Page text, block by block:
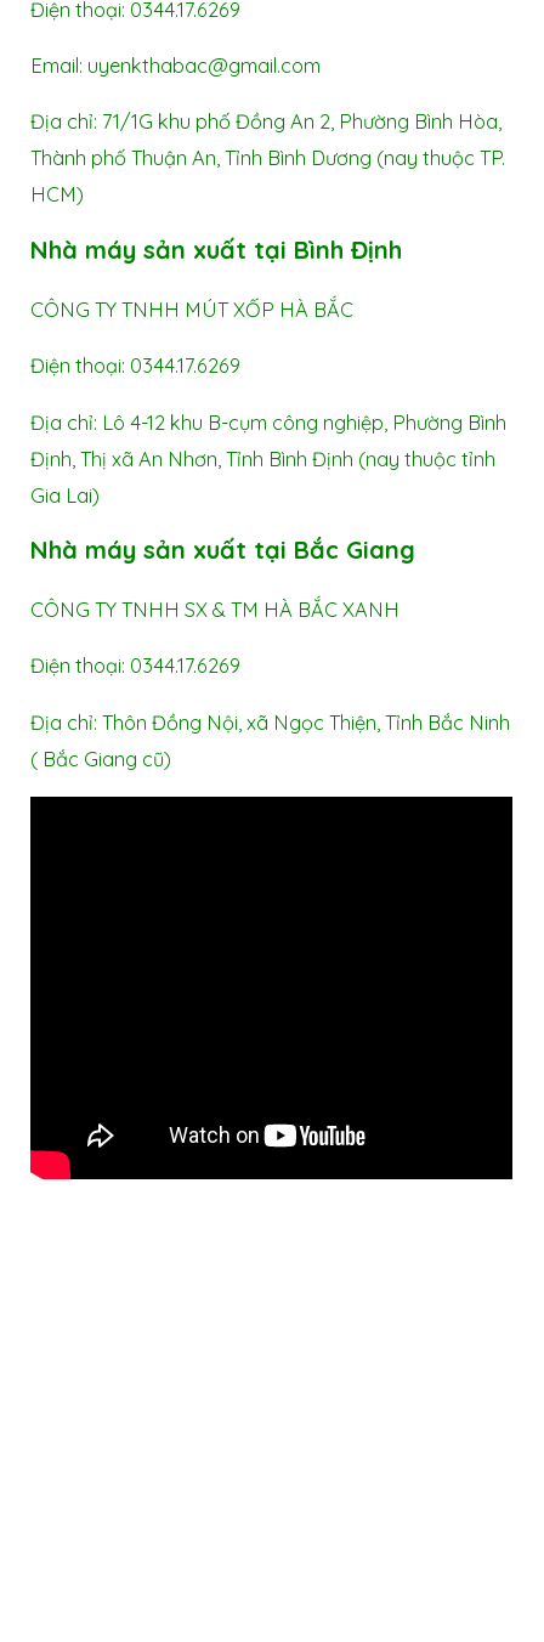
Điện thoại: 0344.17.6269
Email: uyenkthabac@gmail.com
Địa chỉ: 71/1G khu phố Đồng An 2, Phường Bình Hòa,
Thành phố Thuận An, Tỉnh Bình Dương (nay thuộc TP.
HCM)
Nhà máy sản xuất tại Bình Định
CÔNG TY TNHH MÚT XỐP HÀ BẮC
Điện thoại: 0344.17.6269
Địa chỉ: Lô 4-12 khu B-cụm công nghiệp, Phường Bình
Định, Thị xã An Nhơn, Tỉnh Bình Định (nay thuộc tỉnh
Gia Lai)
Nhà máy sản xuất tại Bắc Giang
CÔNG TY TNHH SX & TM HÀ BẮC XANH
Điện thoại: 0344.17.6269
Địa chỉ: Thôn Đồng Nội, xã Ngọc Thiện, Tỉnh Bắc Ninh
( Bắc Giang cũ)